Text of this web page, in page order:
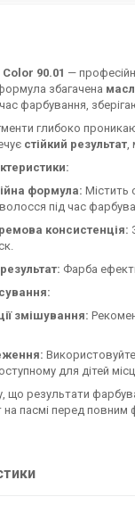
90.01 —
формула збагачена
фарбування,
глибоко
стійкий результат,
формула: Містить
під час
консистенція:
Фарба
змішування:
Використовуйте
для дітей
що результати
на пасмі перед повним